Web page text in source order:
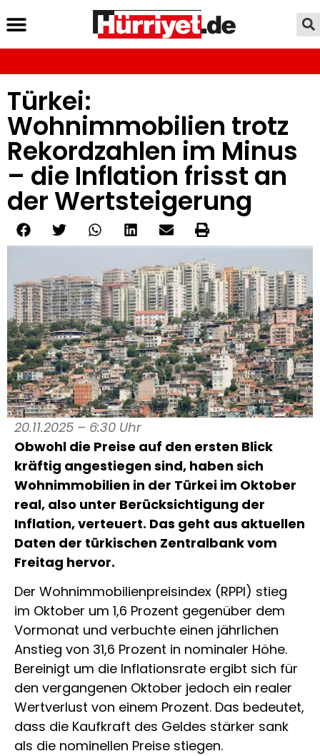
Türkei:
Wohnimmobilien trotz
Rekordzahlen im Minus
– die Inflation frisst an
der Wertsteigerung
20.11.2025 – 6:30 Uhr
Obwohl die Preise auf den ersten Blick
kräftig angestiegen sind, haben sich
Wohnimmobilien in der Türkei im Oktober
real, also unter Berücksichtigung der
Inflation, verteuert. Das geht aus aktuellen
Daten der türkischen Zentralbank vom
Freitag hervor.
Der Wohnimmobilienpreisindex (RPPI) stieg
im Oktober um 1,6 Prozent gegenüber dem
Vormonat und verbuchte einen jährlichen
Anstieg von 31,6 Prozent in nominaler Höhe.
Bereinigt um die Inflationsrate ergibt sich für
den vergangenen Oktober jedoch ein realer
Wertverlust von einem Prozent. Das bedeutet,
dass die Kaufkraft des Geldes stärker sank
als die nominellen Preise stiegen.